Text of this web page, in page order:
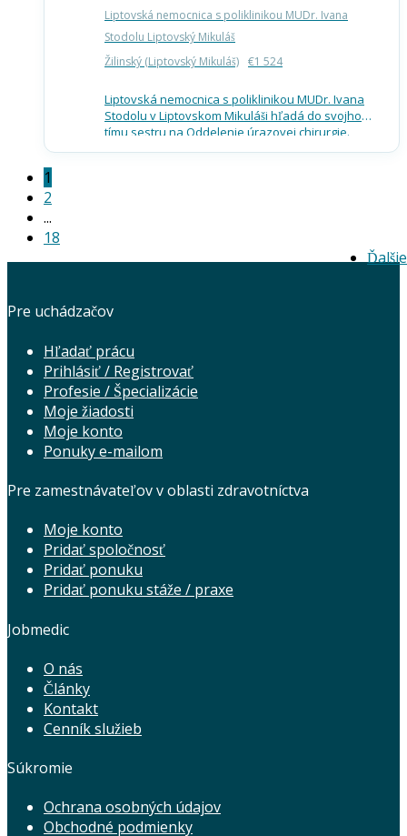
Liptovská nemocnica s poliklinikou MUDr. Ivana
Stodolu Liptovský Mikuláš
Žilinský (Liptovský Mikuláš) €1 524
Liptovská nemocnica s poliklinikou MUDr. Ivana
Stodolu v Liptovskom Mikuláši hľadá do svojho
tímu sestru na Oddelenie úrazovej chirurgie.
Pozícia je vhodná pre ženy aj mužov a ponúka
1
2
...
18
Ďalšie
Pre uchádzačov
Hľadať prácu
Prihlásiť / Registrovať
Profesie / Špecializácie
Moje žiadosti
Moje konto
Ponuky e-mailom
Pre zamestnávateľov v oblasti zdravotníctva
Moje konto
Pridať spoločnosť
Pridať ponuku
Pridať ponuku stáže / praxe
Jobmedic
O nás
Články
Kontakt
Cenník služieb
Súkromie
Ochrana osobných údajov
Obchodné podmienky